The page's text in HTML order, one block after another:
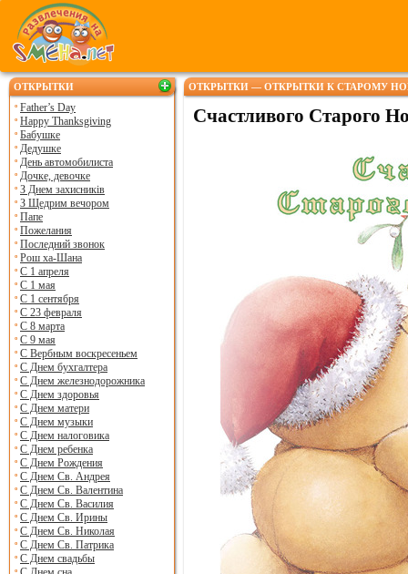
ОТКРЫТКИ
Father’s Day
Happy Thanksgiving
Бабушке
Дедушке
День автомобилиста
Дочке, девочке
З Днем захисників
З Щедрим вечором
Папе
Пожелания
Последний звонок
Рош ха-Шана
С 1 апреля
С 1 мая
С 1 сентября
С 23 февраля
С 8 марта
С 9 мая
С Вербным воскресеньем
С Днем бухгалтера
С Днем железнодорожника
С Днем здоровья
С Днем матери
С Днем музыки
С Днем налоговика
С Днем ребенка
С Днем Рождения
С Днем Св. Андрея
С Днем Св. Валентина
С Днем Св. Василия
С Днем Св. Ирины
С Днем Св. Николая
С Днем Св. Патрика
С Днем свадьбы
ОТКРЫТКИ — ОТКРЫТКИ К СТАРОМУ
Счастливого Старого